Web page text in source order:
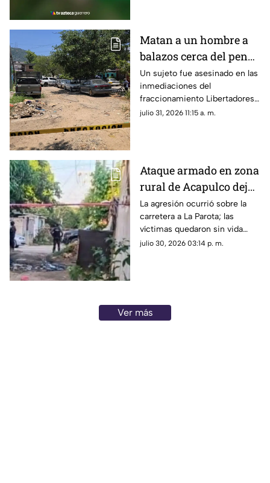
Matan a un hombre a
balazos cerca del penal
de Acapulco
Un sujeto fue asesinado en las
inmediaciones del
fraccionamiento Libertadores
durante la tarde de este
julio 31, 2026 11:15 a. m.
Ataque armado en zona
rural de Acapulco deja
dos hombres muertos
La agresión ocurrió sobre la
carretera a La Parota; las
víctimas quedaron sin vida
dentro de un local de comida.
julio 30, 2026 03:14 p. m.
Ver más